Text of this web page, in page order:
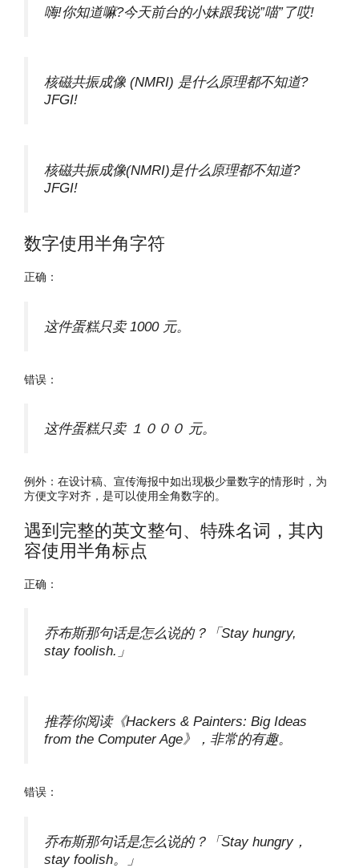
嗨!你知道嘛?今天前台的小妹跟我说”喵”了哎!
核磁共振成像 (NMRI) 是什么原理都不知道?
JFGI!
核磁共振成像(NMRI)是什么原理都不知道?
JFGI!
数字使用半角字符
正确：
这件蛋糕只卖 1000 元。
错误：
这件蛋糕只卖 １０００ 元。
例外：在设计稿、宣传海报中如出现极少量数字的情形时，为
方便文字对齐，是可以使用全角数字的。
遇到完整的英文整句、特殊名词，其內
容使用半角标点
正确：
乔布斯那句话是怎么说的？「Stay hungry,
stay foolish.」
推荐你阅读《Hackers & Painters: Big Ideas
from the Computer Age》，非常的有趣。
错误：
乔布斯那句话是怎么说的？「Stay hungry，
stay foolish。」